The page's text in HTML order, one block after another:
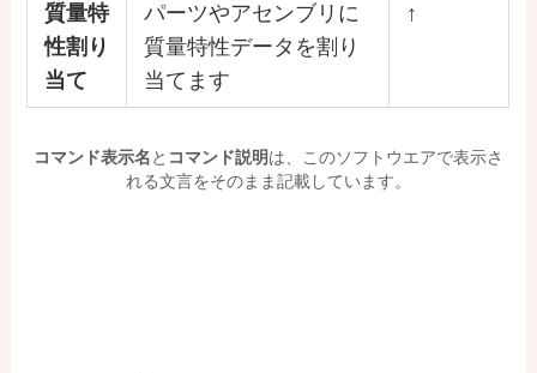
質量特
性割り
当て
パーツやアセンブリに
質量特性データを割り
当てます
↑
コマンド表示名と コマンド説明は、このソフトウエアで表示さ
れる文言をそのまま記載しています。